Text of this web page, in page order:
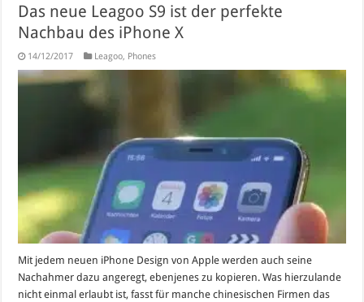
Das neue Leagoo S9 ist der perfekte
Nachbau des iPhone X
14/12/2017 Leagoo, Phones
Mit jedem neuen iPhone Design von Apple werden auch seine
Nachahmer dazu angeregt, ebenjenes zu kopieren. Was hierzulande
nicht einmal erlaubt ist, fasst für manche chinesischen Firmen das